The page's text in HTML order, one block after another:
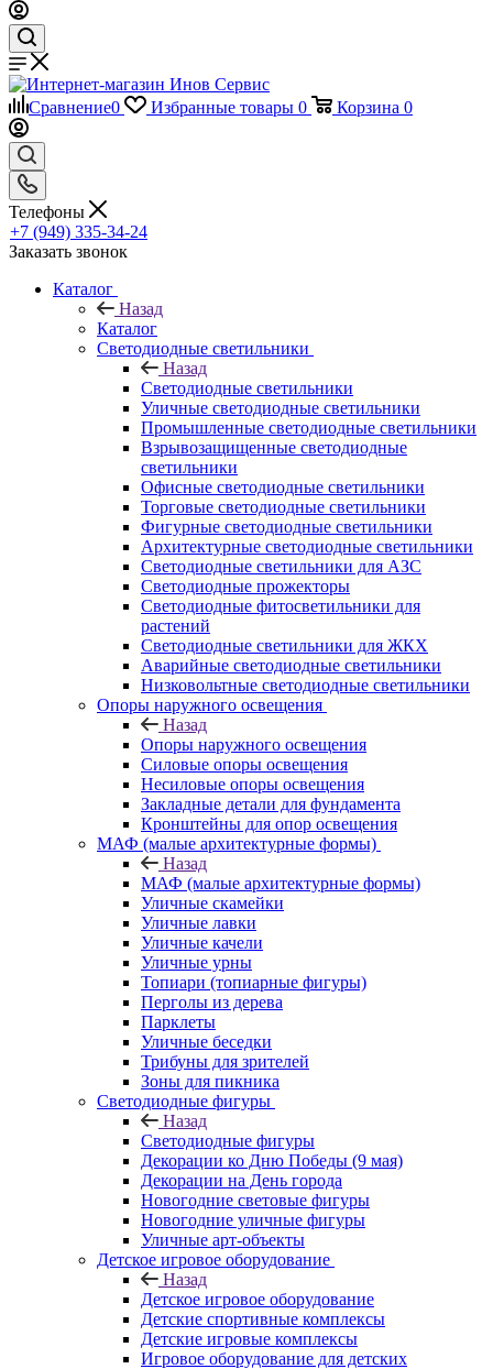
Сравнение0 Избранные товары 0 Корзина 0
Телефоны
+7 (949) 335-34-24
Заказать звонок
Каталог
Назад
Каталог
Светодиодные светильники
Назад
Светодиодные светильники
Уличные светодиодные светильники
Промышленные светодиодные светильники
Взрывозащищенные светодиодные
светильники
Офисные светодиодные светильники
Торговые светодиодные светильники
Фигурные светодиодные светильники
Архитектурные светодиодные светильники
Светодиодные светильники для АЗС
Светодиодные прожекторы
Светодиодные фитосветильники для
растений
Светодиодные светильники для ЖКХ
Аварийные светодиодные светильники
Низковольтные светодиодные светильники
Опоры наружного освещения
Назад
Опоры наружного освещения
Силовые опоры освещения
Несиловые опоры освещения
Закладные детали для фундамента
Кронштейны для опор освещения
МАФ (малые архитектурные формы)
Назад
МАФ (малые архитектурные формы)
Уличные скамейки
Уличные лавки
Уличные качели
Уличные урны
Топиари (топиарные фигуры)
Перголы из дерева
Парклеты
Уличные беседки
Трибуны для зрителей
Зоны для пикника
Светодиодные фигуры
Назад
Светодиодные фигуры
Декорации ко Дню Победы (9 мая)
Декорации на День города
Новогодние световые фигуры
Новогодние уличные фигуры
Уличные арт-объекты
Детское игровое оборудование
Назад
Детское игровое оборудование
Детские спортивные комплексы
Детские игровые комплексы
Игровое оборудование для детских